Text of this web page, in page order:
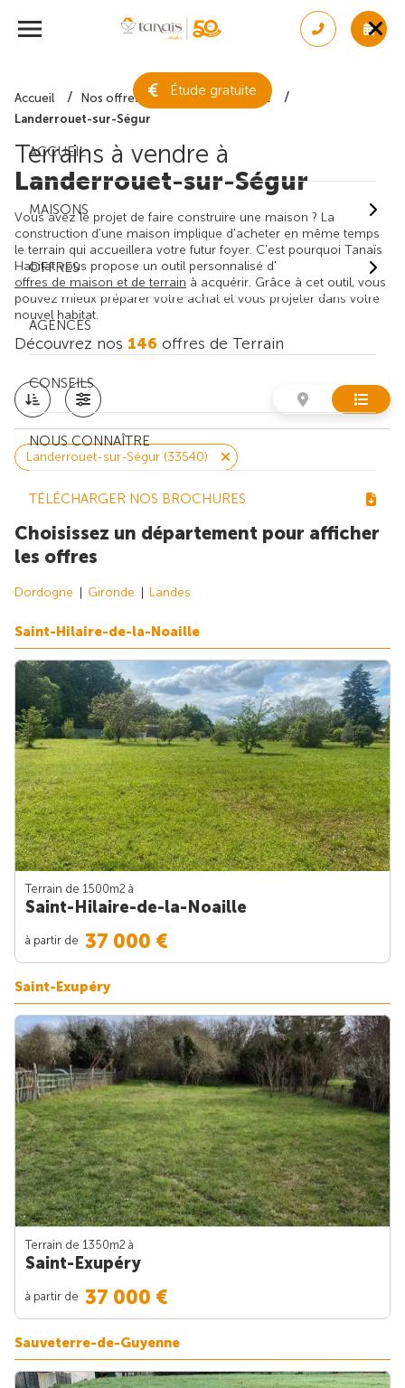
Étude gratuite
ACCUEIL
MAISONS
OFFRES
AGENCES
CONSEILS
NOUS CONNAÎTRE
TÉLÉCHARGER NOS BROCHURES
Accueil Nos offres de terrain
Gironde
Landerrouet-sur-Ségur
Terrains à vendre à
Landerrouet-sur-Ségur
Vous avez le projet de faire construire une maison ? La
construction d'une maison implique d'acheter en même temps
le terrain qui accueillera votre futur foyer. C'est pourquoi Tanaïs
Habitat vous propose un outil personnalisé d'
offres de maison et de terrain à acquérir. Grâce à cet outil, vous
pouvez mieux préparer votre achat et vous projeter dans votre
nouvel habitat.
Découvrez nos 146 offres de Terrain
Landerrouet-sur-Ségur (33540)
Choisissez un département pour afficher
les offres
Dordogne Gironde Landes
Saint-Hilaire-de-la-Noaille
Terrain de 1500m2 à
Saint-Hilaire-de-la-Noaille
à partir de 37 000 €
Saint-Exupéry
Terrain de 1350m2 à
Saint-Exupéry
à partir de 37 000 €
Sauveterre-de-Guyenne